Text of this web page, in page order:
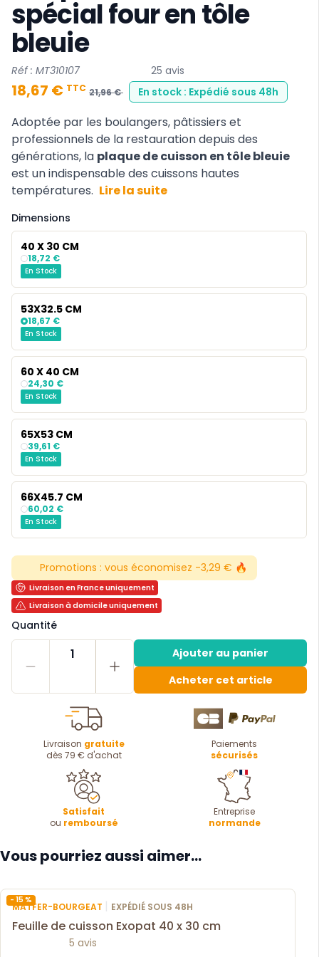
spécial four en tôle
bleuie
Réf : MT310107 25 avis
18,67 € TTC 21,96 € En stock : Expédié sous 48h
Adoptée par les boulangers, pâtissiers et
professionnels de la restauration depuis des
générations, la plaque de cuisson en tôle bleuie
est un indispensable des cuissons hautes
températures. Lire la suite
Dimensions
40 X 30 CM
18,72 €
En Stock
53X32.5 CM
18,67 €
En Stock
60 X 40 CM
24,30 €
En Stock
65X53 CM
39,61 €
En Stock
66X45.7 CM
60,02 €
En Stock
Promotions : vous économisez -3,29 € 🔥
Livraison en France uniquement
Livraison à domicile uniquement
Quantité
1
Ajouter au panier
Acheter cet article
Livraison gratuite
dès 79 € d'achat
Paiements
sécurisés
Satisfait
ou remboursé
Entreprise
normande
Vous pourriez aussi aimer...
- 15 %
MATFER-BOURGEAT | EXPÉDIÉ SOUS 48H
Feuille de cuisson Exopat 40 x 30 cm
5 avis